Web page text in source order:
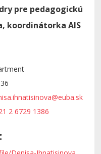
pre pedagogickú
koordinátorka AIS
2 6729 1386